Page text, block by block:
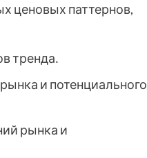
ценовых паттернов,
тренда․
и потенциального
рынка и